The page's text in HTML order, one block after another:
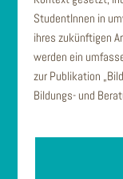
StudentInnen in
ihres zukünftigen
werden ein
zur Publikation
Bildungs- und